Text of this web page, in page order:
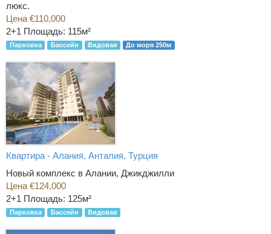
люкс.
Цена €110,000
2+1 Площадь: 115м²
Парковка Бассейн Видовая До моря 250м
Квартира - Алания, Анталия, Турция
Новый комплекс в Алании, Джикджилли
Цена €124,000
2+1 Площадь: 125м²
Парковка Бассейн Видовая